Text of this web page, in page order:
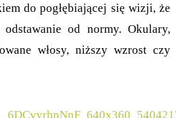
do pogłębiającej się wizji, że
od normy. Okulary,
włosy, niższy wzrost czy